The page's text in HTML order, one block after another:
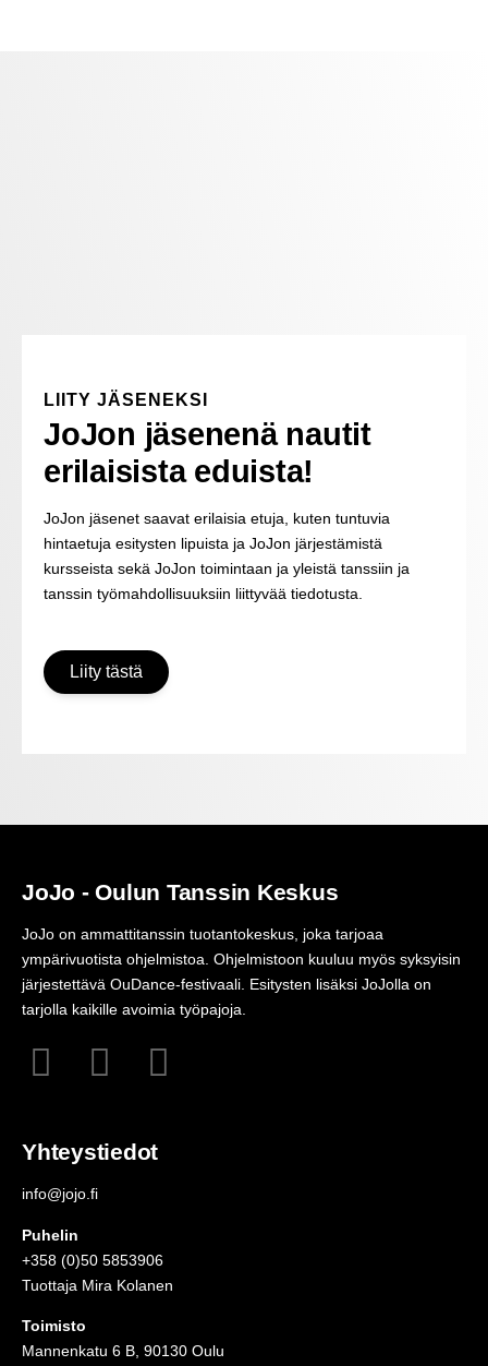
LIITY JÄSENEKSI
JoJon jäsenenä nautit
erilaisista eduista!
JoJon jäsenet saavat erilaisia etuja, kuten tuntuvia
hintaetuja esitysten lipuista ja JoJon järjestämistä
kursseista sekä JoJon toimintaan ja yleistä tanssiin ja
tanssin työmahdollisuuksiin liittyvää tiedotusta.
Liity tästä
JoJo - Oulun Tanssin Keskus
JoJo on ammattitanssin tuotantokeskus, joka tarjoaa
ympärivuotista ohjelmistoa. Ohjelmistoon kuuluu myös syksyisin
järjestettävä OuDance-festivaali. Esitysten lisäksi JoJolla on
tarjolla kaikille avoimia työpajoja.
Yhteystiedot
info@jojo.fi
Puhelin
+358 (0)50 5853906
Tuottaja Mira Kolanen
Toimisto
Mannenkatu 6 B, 90130 Oulu